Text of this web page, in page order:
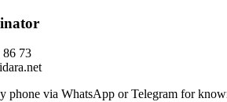
86 73
phone via WhatsApp or Telegram for